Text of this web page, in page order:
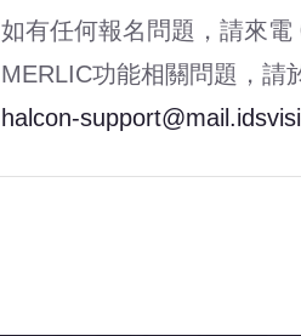
如有任何報名問題，請來
MERLIC功能相關問題，請
halcon-